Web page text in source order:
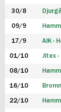
30/8
09/9
17/9 AIK -
01/10 Jitex -
08/10
16/10
22/10